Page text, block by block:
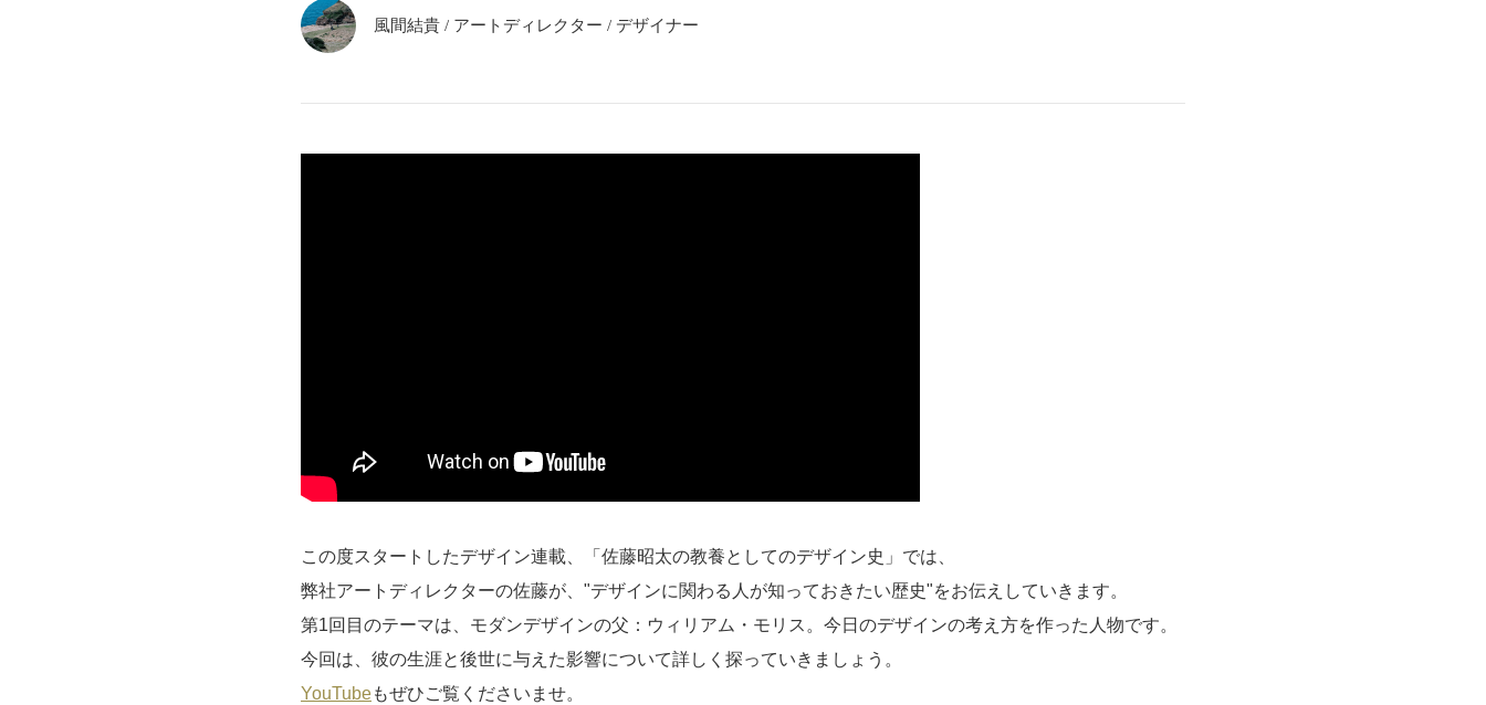
風間結貴 / アートディレクター / デザイナー
この度スタートしたデザイン連載、「佐藤昭太の教養としてのデザイン史」では、
弊社アートディレクターの佐藤が、"デザインに関わる人が知っておきたい歴史"をお伝えしていきます。
第1回目のテーマは、モダンデザインの父：ウィリアム・モリス。今日のデザインの考え方を作った人物です。
今回は、彼の生涯と後世に与えた影響について詳しく探っていきましょう。
YouTubeもぜひご覧くださいませ。